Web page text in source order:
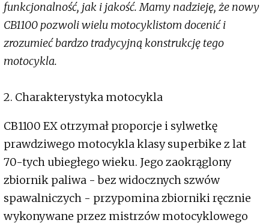
funkcjonalność, jak i jakość. Mamy nadzieję, że nowy
CB1100 pozwoli wielu motocyklistom docenić i
zrozumieć bardzo tradycyjną konstrukcję tego
motocykla.
2. Charakterystyka motocykla
CB1100 EX otrzymał proporcje i sylwetkę
prawdziwego motocykla klasy superbike z lat
70-tych ubiegłego wieku. Jego zaokrąglony
zbiornik paliwa - bez widocznych szwów
spawalniczych - przypomina zbiorniki ręcznie
wykonywane przez mistrzów motocyklowego